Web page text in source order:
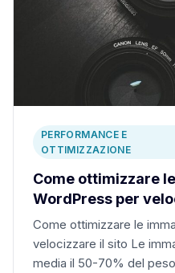
PERFORMANCE E
OTTIMIZZAZIONE
Come ottimizzare
WordPress per
Come ottimizzare le
velocizzare il sito Le
media il 50-70% del